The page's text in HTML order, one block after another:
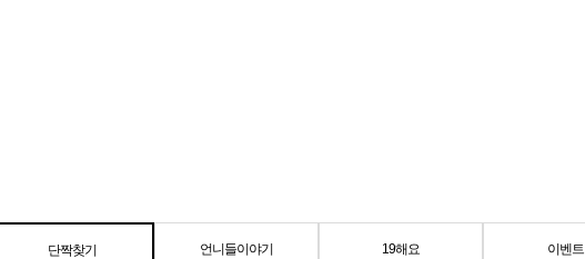
단짝찾기 언니들이야기 19해요 이벤트